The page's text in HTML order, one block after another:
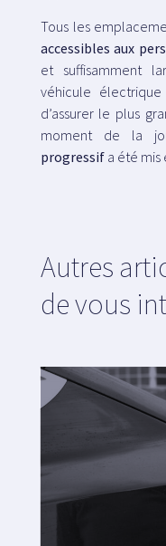
Tous les
accessibles aux
et suffisamment
véhicule électrique
d’assurer le plus
moment de la
progressif a été mis
Autres
de vous